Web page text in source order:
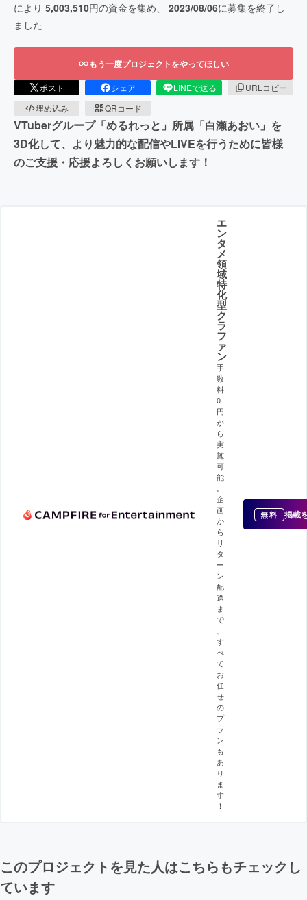
により 5,003,510円の資金を集め、 2023/08/06に募集を終了し
ました
もう一度プロジェクトをやってほしい
ポスト シェア LINEで送る
URLコピー
埋め込み
QRコード
VTuberグループ「めるれっと」所属「白瀬あおい」を
3D化して、より魅力的な配信やLIVEを行うために皆様
のご支援・応援よろしくお願いします！
エ
ン
タ
メ
領
域
特
化
型
ク
ラ
フ
ァ
ン
手
数
料
0
円
か
ら
実
施
可
能
。
企
画
か
ら
リ
タ
ー
ン
配
送
ま
で
、
す
べ
て
お
任
せ
の
プ
ラ
ン
も
あ
り
ま
す
！
無料 掲載
このプロジェクトを見た人はこちらもチェックし
ています